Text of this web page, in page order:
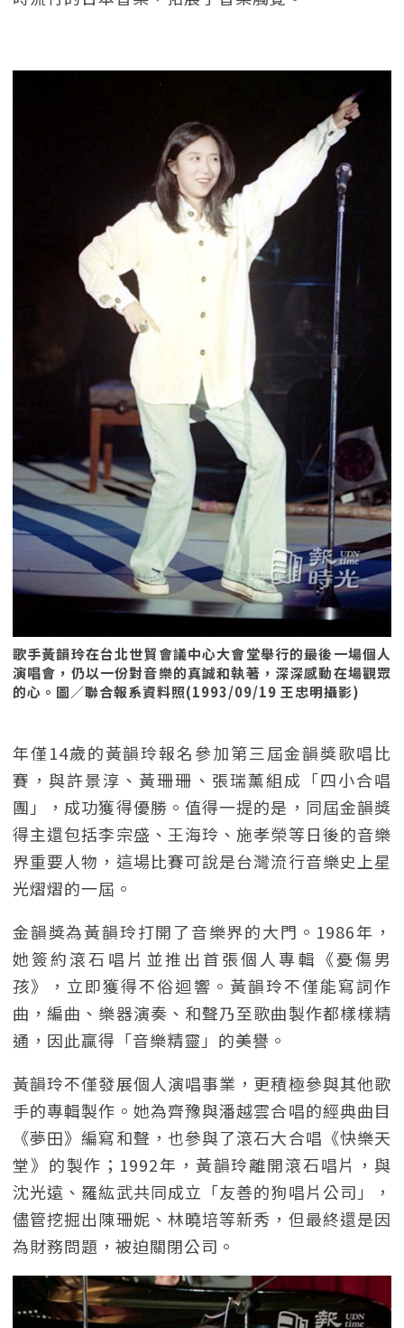
歌手黃韻玲在台北世貿會議中心大會堂舉行的最後一場個人
演唱會，仍以一份對音樂的真誠和執著，深深感動在場觀眾
的心。圖／聯合報系資料照(1993/09/19 王忠明攝影)
年僅14歲的黃韻玲報名參加第三屆金韻獎歌唱比
賽，與許景淳、黃珊珊、張瑞薰組成「四小合唱
團」，成功獲得優勝。值得一提的是，同屆金韻獎
得主還包括李宗盛、王海玲、施孝榮等日後的音樂
界重要人物，這場比賽可說是台灣流行音樂史上星
光熠熠的一屆。
金韻獎為黃韻玲打開了音樂界的大門。1986年，
她簽約滾石唱片並推出首張個人專輯《憂傷男
孩》，立即獲得不俗迴響。黃韻玲不僅能寫詞作
曲，編曲、樂器演奏、和聲乃至歌曲製作都樣樣精
通，因此贏得「音樂精靈」的美譽。
黃韻玲不僅發展個人演唱事業，更積極參與其他歌
手的專輯製作。她為齊豫與潘越雲合唱的經典曲目
《夢田》編寫和聲，也參與了滾石大合唱《快樂天
堂》的製作；1992年，黃韻玲離開滾石唱片，與
沈光遠、羅紘武共同成立「友善的狗唱片公司」，
儘管挖掘出陳珊妮、林曉培等新秀，但最終還是因
為財務問題，被迫關閉公司。